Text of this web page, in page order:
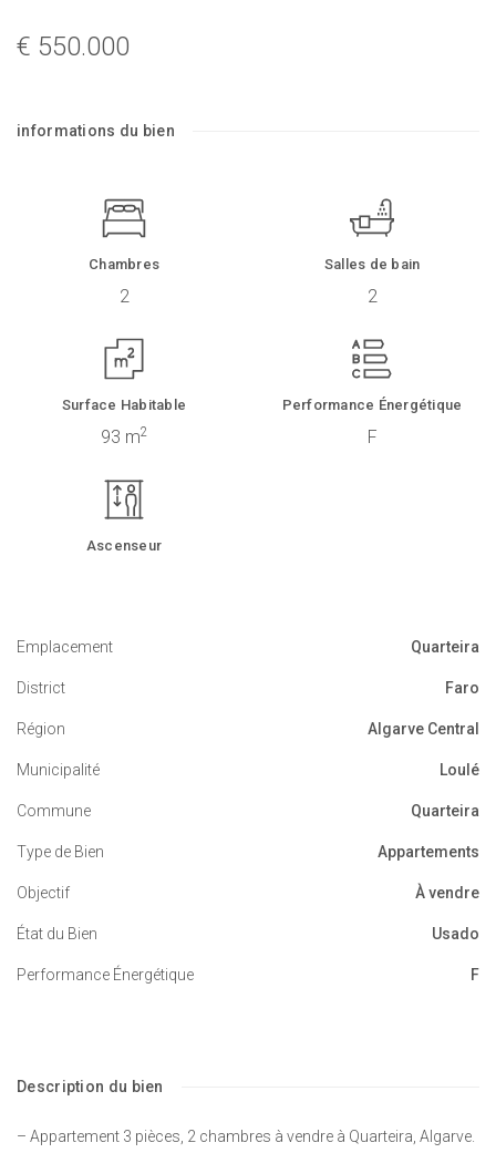
€ 550.000
informations du bien
Chambres
2
Salles de bain
2
Surface Habitable
93 m2
Performance Énergétique
F
Ascenseur
Emplacement Quarteira
District Faro
Région Algarve Central
Municipalité Loulé
Commune Quarteira
Type de Bien Appartements
Objectif À vendre
État du Bien Usado
Performance Énergétique F
Description du bien
– Appartement 3 pièces, 2 chambres à vendre à Quarteira, Algarve.